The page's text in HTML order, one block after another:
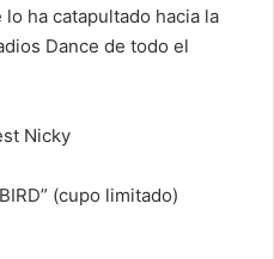
ha catapultado hacia la
Dance de todo el
(cupo limitado)